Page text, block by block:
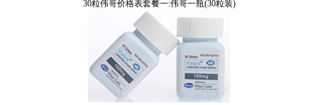
30粒伟哥价格表套餐一:伟哥一瓶(30粒装)